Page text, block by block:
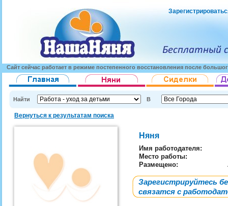
Сайт сейчас работает в режиме постепенного восстановления после
Найти В
Вернуться к результатам поиска
Няня
Имя работодателя:
Место работы:
Размещено:
Зарегистрируйтесь
связатся с